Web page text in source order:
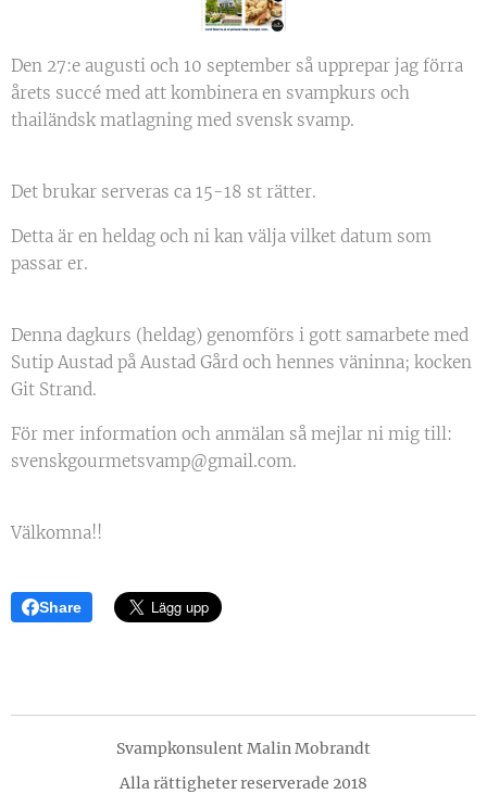
Den 27:e augusti och 10 september så upprepar jag förra
årets succé med att kombinera en svampkurs och
thailändsk matlagning med svensk svamp.
Det brukar serveras ca 15-18 st rätter.
Detta är en heldag och ni kan välja vilket datum som
passar er.
Denna dagkurs (heldag) genomförs i gott samarbete med
Sutip Austad på Austad Gård och hennes väninna; kocken
Git Strand.
För mer information och anmälan så mejlar ni mig till:
svenskgourmetsvamp@gmail.com.
Välkomna!!
Share
Svampkonsulent Malin Mobrandt
Alla rättigheter reserverade 2018